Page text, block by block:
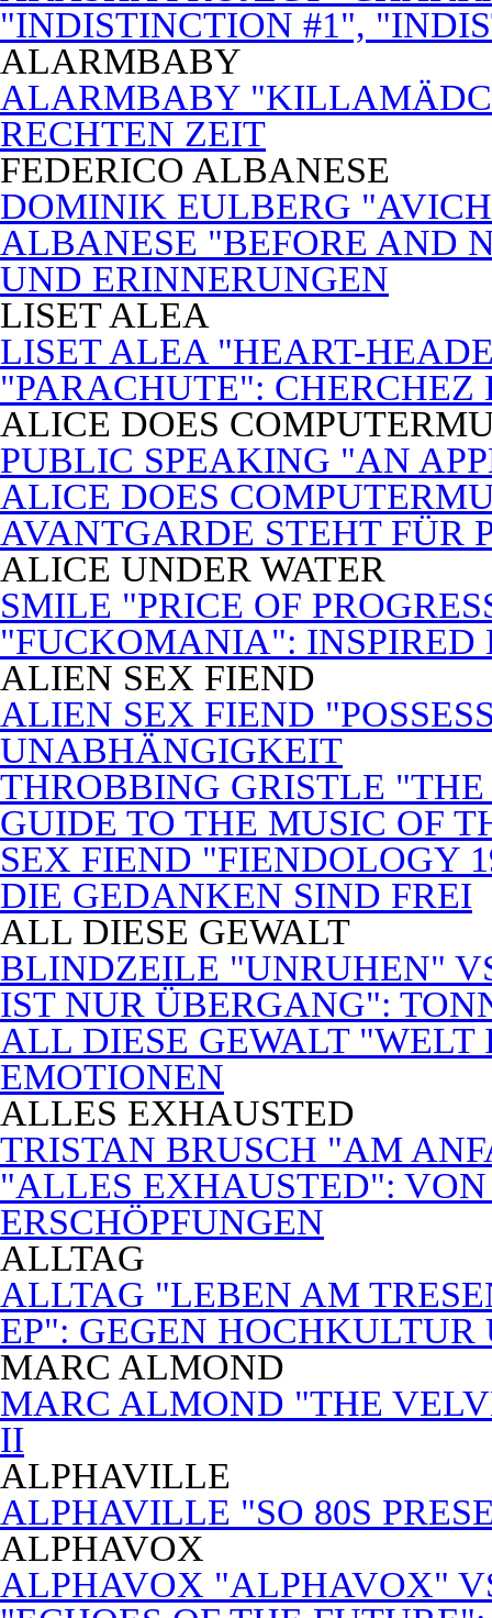
"INDISTINCTION #1",
ALARMBABY
ALARMBABY
RECHTEN ZEIT
FEDERICO ALBANESE
DOMINIK EULBERG
ALBANESE "BEFORE AND
UND ERINNERUNGEN
LISET ALEA
LISET ALEA "HEART-
"PARACHUTE": CHERCHEZ
ALICE DOES
PUBLIC SPEAKING "AN
ALICE DOES
AVANTGARDE STEHT FÜR
ALICE UNDER WATER
SMILE "PRICE OF
"FUCKOMANIA": INSPIRED
ALIEN SEX FIEND
ALIEN SEX FIEND
UNABHÄNGIGKEIT
THROBBING GRISTLE
GUIDE TO THE MUSIC OF
SEX FIEND "FIENDOLOGY
DIE GEDANKEN SIND FREI
ALL DIESE GEWALT
BLINDZEILE "UNRUHEN"
IST NUR ÜBERGANG":
ALL DIESE GEWALT
EMOTIONEN
ALLES EXHAUSTED
TRISTAN BRUSCH "AM
"ALLES EXHAUSTED":
ERSCHÖPFUNGEN
ALLTAG
ALLTAG "LEBEN AM
EP": GEGEN
MARC ALMOND
MARC ALMOND "THE
II
ALPHAVILLE
ALPHAVILLE "SO 80S
ALPHAVOX
ALPHAVOX "ALPHAVOX"